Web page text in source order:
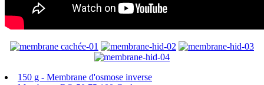
150 g - Membrane d'osmose inverse